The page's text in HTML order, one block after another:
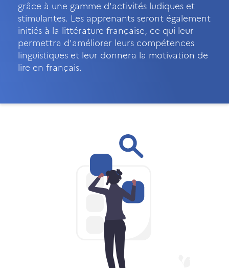
grâce à une gamme d'activités ludiques et
stimulantes. Les apprenants seront également
initiés à la littérature française, ce qui leur
permettra d'améliorer leurs compétences
linguistiques et leur donnera la motivation de
lire en français.